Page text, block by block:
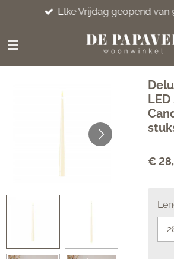
naar
hoofdinhoud
Elke Vrijdag geopend van
€